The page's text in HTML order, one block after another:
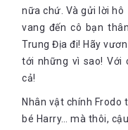
nữa chứ. Và gửi lời hô
vang đến cô bạn
Trung Địa đi! Hãy vươn
tới những vì sao! Với
cả!
Nhân vật chính Frodo
bé Harry… mà thôi,